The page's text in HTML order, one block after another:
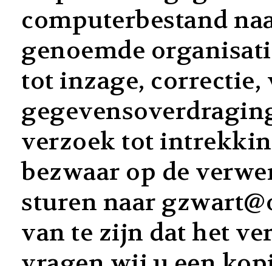
computerbestand
genoemde
tot inzage,
verzoek tot
bezwaar op de
sturen naar
van te zijn dat het